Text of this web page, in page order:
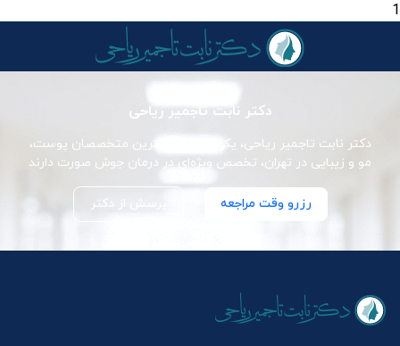
1
دکتر نابت تاجمیر ریاحی
دکتر نابت تاجمیر ریاحی، یکی از برجسته‌ترین متخصصان پوست،
مو و زیبایی در تهران، تخصص ویژه‌ای در درمان جوش صورت دارند
رزرو وقت مراجعه پرسش از دکتر